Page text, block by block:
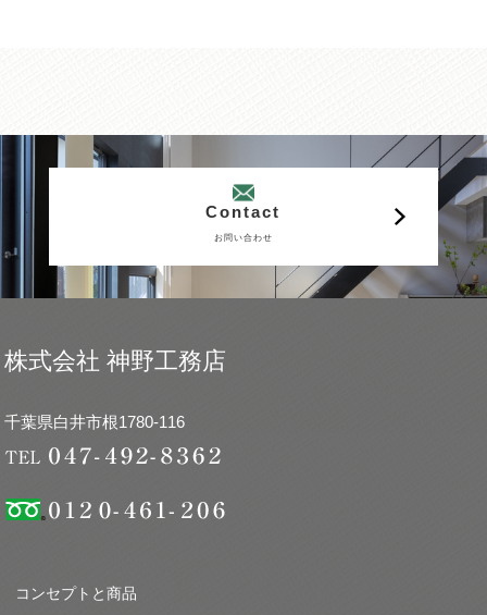
Contact
お問い合わせ
株式会社 神野工務店
千葉県白井市根1780-116
コンセプトと商品